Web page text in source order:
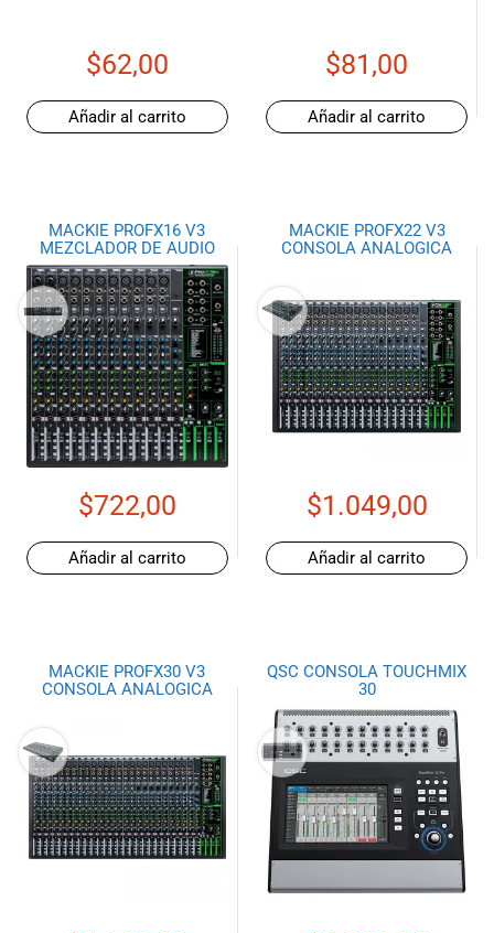
$62,00
Añadir al carrito
$81,00
Añadir al carrito
MACKIE PROFX16 V3
MEZCLADOR DE AUDIO
$722,00
Añadir al carrito
MACKIE PROFX22 V3
CONSOLA ANALOGICA
$1.049,00
Añadir al carrito
MACKIE PROFX30 V3
CONSOLA ANALOGICA
QSC CONSOLA TOUCHMIX
30